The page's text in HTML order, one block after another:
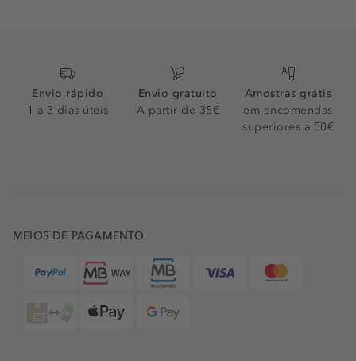
Envio rápido
1 a 3 dias úteis
Envio gratuito
A partir de 35€
Amostras grátis
em encomendas
superiores a 50€
MEIOS DE PAGAMENTO